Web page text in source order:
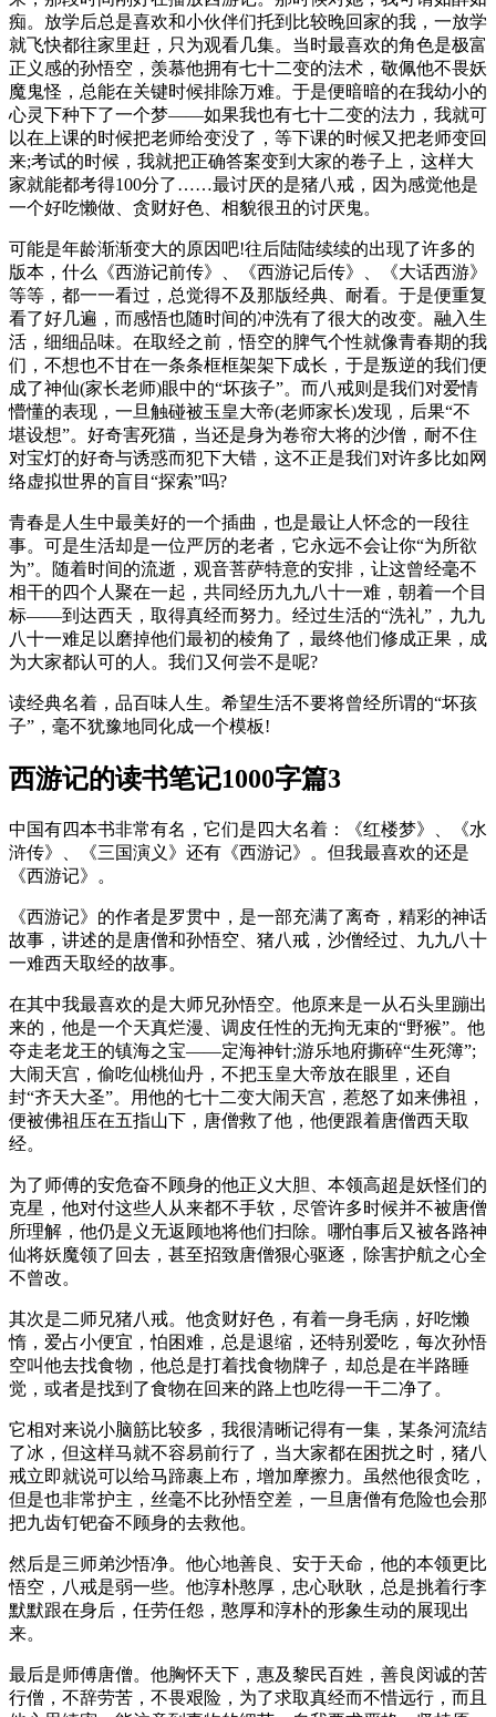
痴。放学后总是喜欢和小伙伴们托到比较晚回家的我，一放学
就飞快都往家里赶，只为观看几集。当时最喜欢的角色是极富
正义感的孙悟空，羡慕他拥有七十二变的法术，敬佩他不畏妖
魔鬼怪，总能在关键时候排除万难。于是便暗暗的在我幼小的
心灵下种下了一个梦——如果我也有七十二变的法力，我就可
以在上课的时候把老师给变没了，等下课的时候又把老师变回
来;考试的时候，我就把正确答案变到大家的卷子上，这样大
家就能都考得100分了……最讨厌的是猪八戒，因为感觉他是
一个好吃懒做、贪财好色、相貌很丑的讨厌鬼。
可能是年龄渐渐变大的原因吧!往后陆陆续续的出现了许多的
版本，什么《西游记前传》、《西游记后传》、《大话西游》
等等，都一一看过，总觉得不及那版经典、耐看。于是便重复
看了好几遍，而感悟也随时间的冲洗有了很大的改变。融入生
活，细细品味。在取经之前，悟空的脾气个性就像青春期的我
们，不想也不甘在一条条框框架架下成长，于是叛逆的我们便
成了神仙(家长老师)眼中的“坏孩子”。而八戒则是我们对爱情
懵懂的表现，一旦触碰被玉皇大帝(老师家长)发现，后果“不
堪设想”。好奇害死猫，当还是身为卷帘大将的沙僧，耐不住
对宝灯的好奇与诱惑而犯下大错，这不正是我们对许多比如网
络虚拟世界的盲目“探索”吗?
青春是人生中最美好的一个插曲，也是最让人怀念的一段往
事。可是生活却是一位严厉的老者，它永远不会让你“为所欲
为”。随着时间的流逝，观音菩萨特意的安排，让这曾经毫不
相干的四个人聚在一起，共同经历九九八十一难，朝着一个目
标——到达西天，取得真经而努力。经过生活的“洗礼”，九九
八十一难足以磨掉他们最初的棱角了，最终他们修成正果，成
为大家都认可的人。我们又何尝不是呢?
读经典名着，品百味人生。希望生活不要将曾经所谓的“坏孩
子”，毫不犹豫地同化成一个模板!
西游记的读书笔记1000字篇3
中国有四本书非常有名，它们是四大名着：《红楼梦》、《水
浒传》、《三国演义》还有《西游记》。但我最喜欢的还是
《西游记》。
《西游记》的作者是罗贯中，是一部充满了离奇，精彩的神话
故事，讲述的是唐僧和孙悟空、猪八戒，沙僧经过、九九八十
一难西天取经的故事。
在其中我最喜欢的是大师兄孙悟空。他原来是一从石头里蹦出
来的，他是一个天真烂漫、调皮任性的无拘无束的“野猴”。他
夺走老龙王的镇海之宝——定海神针;游乐地府撕碎“生死簿”;
大闹天宫，偷吃仙桃仙丹，不把玉皇大帝放在眼里，还自
封“齐天大圣”。用他的七十二变大闹天宫，惹怒了如来佛祖，
便被佛祖压在五指山下，唐僧救了他，他便跟着唐僧西天取
经。
为了师傅的安危奋不顾身的他正义大胆、本领高超是妖怪们的
克星，他对付这些人从来都不手软，尽管许多时候并不被唐僧
所理解，他仍是义无返顾地将他们扫除。哪怕事后又被各路神
仙将妖魔领了回去，甚至招致唐僧狠心驱逐，除害护航之心全
不曾改。
其次是二师兄猪八戒。他贪财好色，有着一身毛病，好吃懒
惰，爱占小便宜，怕困难，总是退缩，还特别爱吃，每次孙悟
空叫他去找食物，他总是打着找食物牌子，却总是在半路睡
觉，或者是找到了食物在回来的路上也吃得一干二净了。
它相对来说小脑筋比较多，我很清晰记得有一集，某条河流结
了冰，但这样马就不容易前行了，当大家都在困扰之时，猪八
戒立即就说可以给马蹄裹上布，增加摩擦力。虽然他很贪吃，
但是也非常护主，丝毫不比孙悟空差，一旦唐僧有危险也会那
把九齿钉钯奋不顾身的去救他。
然后是三师弟沙悟净。他心地善良、安于天命，他的本领更比
悟空，八戒是弱一些。他淳朴憨厚，忠心耿耿，总是挑着行李
默默跟在身后，任劳任怨，憨厚和淳朴的形象生动的展现出
来。
最后是师傅唐僧。他胸怀天下，惠及黎民百姓，善良闵诚的苦
行僧，不辞劳苦，不畏艰险，为了求取真经而不惜远行，而且